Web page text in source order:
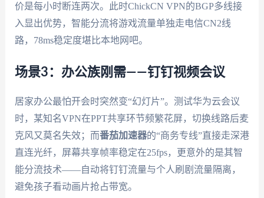
价是每小时断连两次。此时ChickCN VPN的BGP多线接
入显出优势，智能分流将游戏流量单独走电信CN2线
路，78ms稳定度堪比本地网吧。
场景3：办公族刚需——钉钉视频会议
居家办公最怕开会时突然变“幻灯片”。测试华为云会议
时，某知名VPN在PPT共享环节频繁花屏，切换线路后麦
克风又莫名失效；而番茄加速器的“商务专线”直接走深港
直连光纤，屏幕共享帧率稳定在25fps，更意外的是其智
能分流技术——自动将钉钉流量与个人刷剧流量隔离，
避免孩子看动画片抢占带宽。